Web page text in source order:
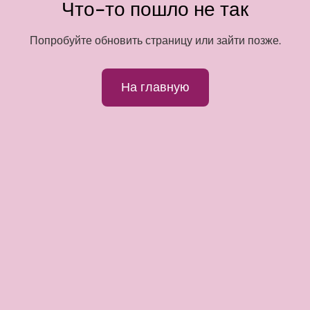
Что-то пошло не так
Попробуйте обновить страницу или зайти позже.
На главную